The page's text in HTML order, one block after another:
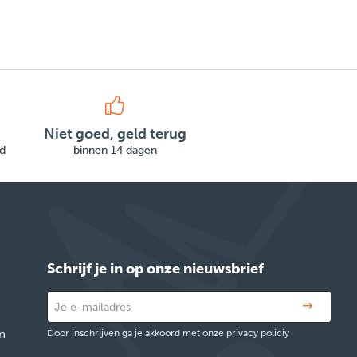
Niet goed, geld terug
binnen 14 dagen
Schrijf je in op onze nieuwsbrief
Door inschrijven ga je akkoord met onze privacy policiy